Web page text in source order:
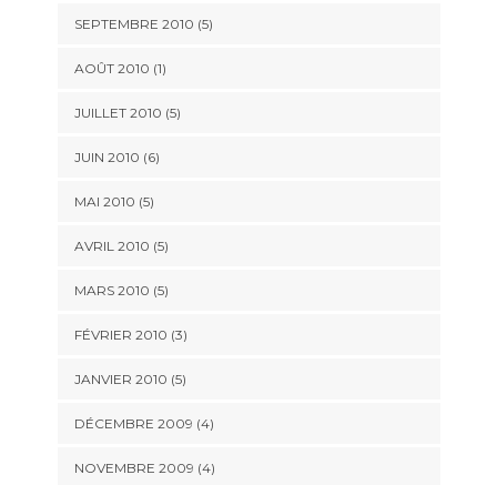
SEPTEMBRE 2010 (5)
AOÛT 2010 (1)
JUILLET 2010 (5)
JUIN 2010 (6)
MAI 2010 (5)
AVRIL 2010 (5)
MARS 2010 (5)
FÉVRIER 2010 (3)
JANVIER 2010 (5)
DÉCEMBRE 2009 (4)
NOVEMBRE 2009 (4)